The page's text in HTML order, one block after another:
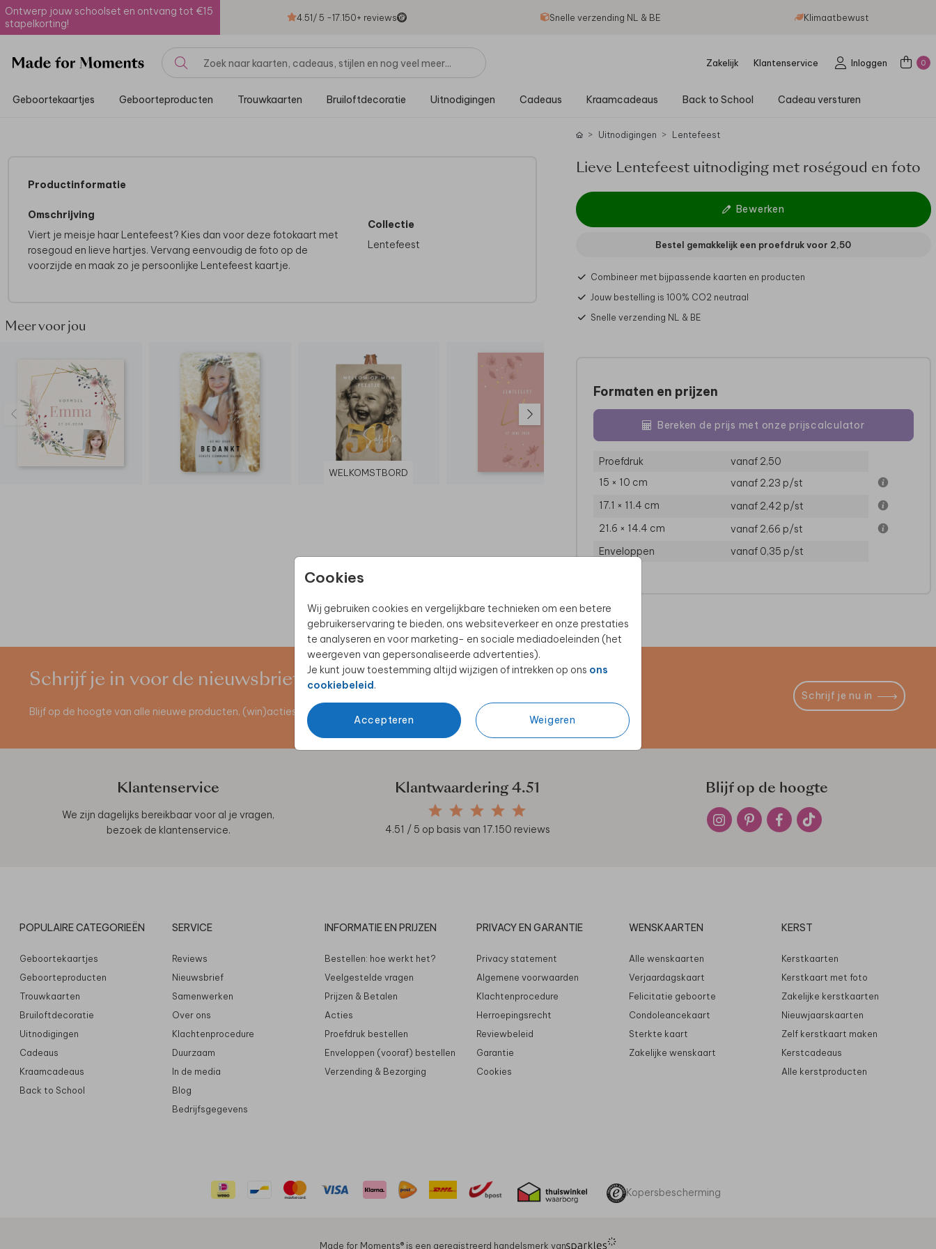
Ontwerp jouw schoolset en ontvang tot €15
stapelkorting!
4.51/ 5 -17.150+ reviews Snelle verzending NL & BE Klimaatbewust
Zakelijk Klantenservice Inloggen 0
Geboortekaartjes Geboorteproducten Trouwkaarten Bruiloftdecoratie Uitnodigingen Cadeaus Kraamcadeaus Back to School Cadeau versturen
Cookies
Wij gebruiken cookies en vergelijkbare technieken om een betere
gebruikerservaring te bieden, ons websiteverkeer en onze prestaties
te analyseren en voor marketing- en sociale mediadoeleinden (het
weergeven van gepersonaliseerde advertenties).
Je kunt jouw toestemming altijd wijzigen of intrekken op ons ons
cookiebeleid.
Accepteren Weigeren
Productinformatie
Omschrijving
Viert je meisje haar Lentefeest? Kies dan voor deze fotokaart met
rosegoud en lieve hartjes. Vervang eenvoudig de foto op de
voorzijde en maak zo je persoonlijke Lentefeest kaartje.
Collectie
Lentefeest
Meer voor jou
WELKOMSTBORD
Uitnodigingen Lentefeest
Lieve Lentefeest uitnodiging met roségoud en foto
Bewerken
Bestel gemakkelijk een proefdruk voor 2,50
Combineer met bijpassende kaarten en producten
Jouw bestelling is 100% CO2 neutraal
Snelle verzending NL & BE
Formaten en prijzen
Bereken de prijs met onze prijscalculator
Proefdruk
vanaf 2,50
15 × 10 cm
vanaf 2,23 p/st
17.1 × 11.4 cm
vanaf 2,42 p/st
21.6 × 14.4 cm
vanaf 2,66 p/st
Enveloppen
vanaf 0,35 p/st
Schrijf je in voor de nieuwsbrief
Blijf op de hoogte van alle nieuwe producten, (win)acties en unieke samenwerkingen!
Schrijf je nu in
Klantenservice
We zijn dagelijks bereikbaar voor al je vragen,
bezoek de klantenservice.
Klantwaardering4.51
4.51 / 5 op basis van 17.150 reviews
Blijf op de hoogte
POPULAIRE CATEGORIEËN
Geboortekaartjes
Geboorteproducten
Trouwkaarten
Bruiloftdecoratie
Uitnodigingen
Cadeaus
Kraamcadeaus
Back to School
SERVICE
Reviews
Nieuwsbrief
Samenwerken
Over ons
Klachtenprocedure
Duurzaam
In de media
Blog
Bedrijfsgegevens
INFORMATIE EN PRIJZEN
Bestellen: hoe werkt het?
Veelgestelde vragen
Prijzen & Betalen
Acties
Proefdruk bestellen
Enveloppen (vooraf) bestellen
Verzending & Bezorging
PRIVACY EN GARANTIE
Privacy statement
Algemene voorwaarden
Klachtenprocedure
Herroepingsrecht
Reviewbeleid
Garantie
Cookies
WENSKAARTEN
Alle wenskaarten
Verjaardagskaart
Felicitatie geboorte
Condoleancekaart
Sterkte kaart
Zakelijke wenskaart
KERST
Kerstkaarten
Kerstkaart met foto
Zakelijke kerstkaarten
Nieuwjaarskaarten
Zelf kerstkaart maken
Kerstcadeaus
Alle kerstproducten
Kopersbescherming
Made for Moments®️ is een geregistreerd handelsmerk van